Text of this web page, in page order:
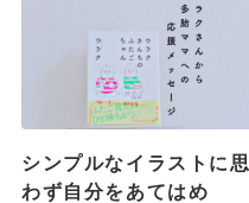
シンプルなイラストに思
わず自分をあてはめ